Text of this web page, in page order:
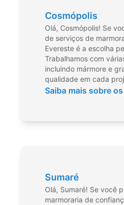
Cosmópolis
Olá, Cosmópolis! Se
de serviços de
Evereste é a escolha
Trabalhamos com
incluindo mármore e
qualidade em cada
Saiba mais sobre
Sumaré
Olá, Sumaré! Se você
marmoraria de